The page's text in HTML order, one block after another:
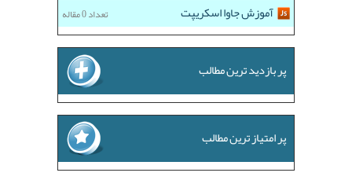
آموزش جاوا اسکریپت تعداد 0 مقاله
پر بازدید ترین مطالب
پر امتیاز ترین مطالب